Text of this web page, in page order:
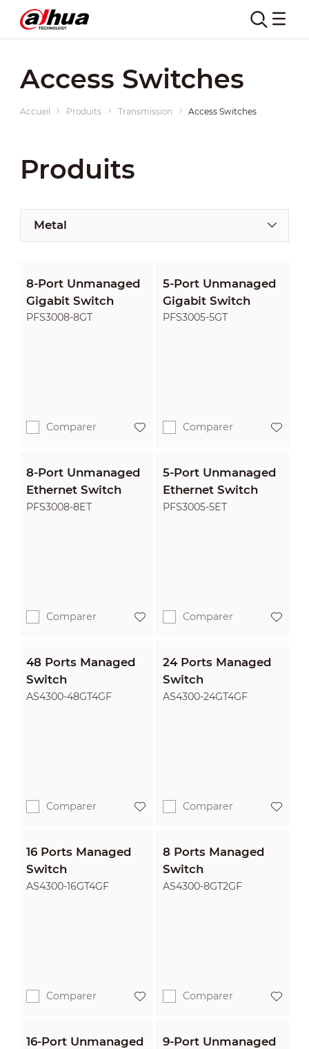
Access Switches
Accueil Produits Transmission Access Switches
Produits
Metal
8-Port Unmanaged
Gigabit Switch
PFS3008-8GT
Comparer
5-Port Unmanaged
Gigabit Switch
PFS3005-5GT
Comparer
8-Port Unmanaged
Ethernet Switch
PFS3008-8ET
Comparer
5-Port Unmanaged
Ethernet Switch
PFS3005-5ET
Comparer
48 Ports Managed
Switch
AS4300-48GT4GF
Comparer
24 Ports Managed
Switch
AS4300-24GT4GF
Comparer
16 Ports Managed
Switch
AS4300-16GT4GF
Comparer
8 Ports Managed
Switch
AS4300-8GT2GF
Comparer
16-Port Unmanaged
9-Port Unmanaged